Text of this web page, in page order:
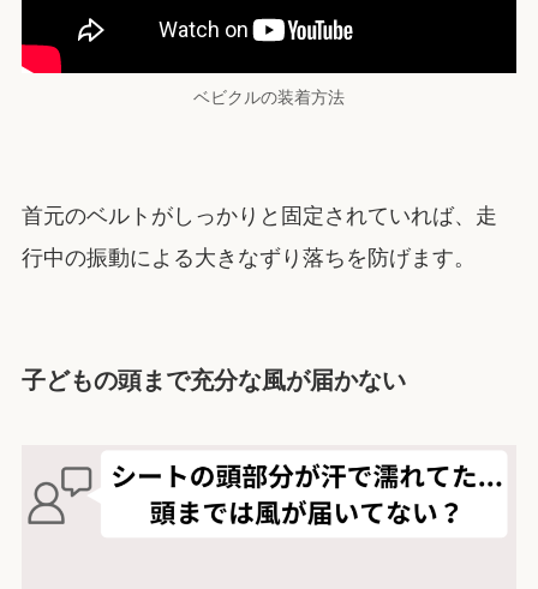
ベビクルの装着方法
首元のベルトがしっかりと固定されていれば、走
行中の振動による大きなずり落ちを防げます。
子どもの頭まで充分な風が届かない